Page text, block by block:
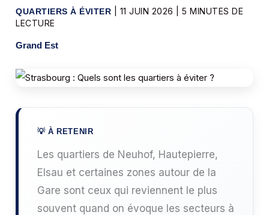
QUARTIERS À ÉVITER 11 JUIN 2026 |5 MINUTES DE
LECTURE
Grand Est
Les quartiers de Neuhof, Hautepierre,
Elsau et certaines zones autour de la
Gare sont ceux qui reviennent le plus
souvent quand on évoque les secteurs à